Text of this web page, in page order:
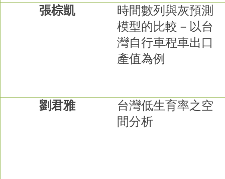
張棕凱
時間數列與灰預測
模型的比較－以台
灣自行車程車出口
產值為例
劉君雅
台灣低生育率之空
間分析